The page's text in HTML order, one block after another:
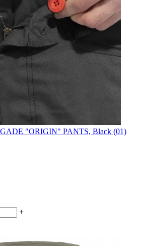
"ORIGIN" PANTS, Black (01)
+